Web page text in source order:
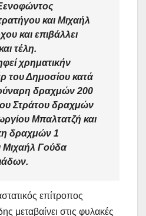
και Μιχαήλ
και επιβάλλει
τέλη.
χρηματικήν
του Δημοσίου κατά
δραχμών 200
Στράτου δραχμών
Μπαλτατζή και
δραχμών 1
Μιχαήλ Γούδα
επίτροπος
μεταβαίνει στις φυλακές